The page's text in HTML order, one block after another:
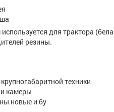
для трактора
резины.
техники
камеры
новые и бу